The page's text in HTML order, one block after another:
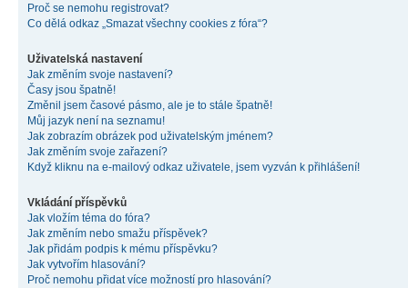
Proč se nemohu registrovat?
Co dělá odkaz „Smazat všechny cookies z fóra“?
Uživatelská nastavení
Jak změním svoje nastavení?
Časy jsou špatně!
Změnil jsem časové pásmo, ale je to stále špatně!
Můj jazyk není na seznamu!
Jak zobrazím obrázek pod uživatelským jménem?
Jak změním svoje zařazení?
Když kliknu na e-mailový odkaz uživatele, jsem vyzván k přihlášení!
Vkládání příspěvků
Jak vložím téma do fóra?
Jak změním nebo smažu příspěvek?
Jak přidám podpis k mému příspěvku?
Jak vytvořím hlasování?
Proč nemohu přidat více možností pro hlasování?